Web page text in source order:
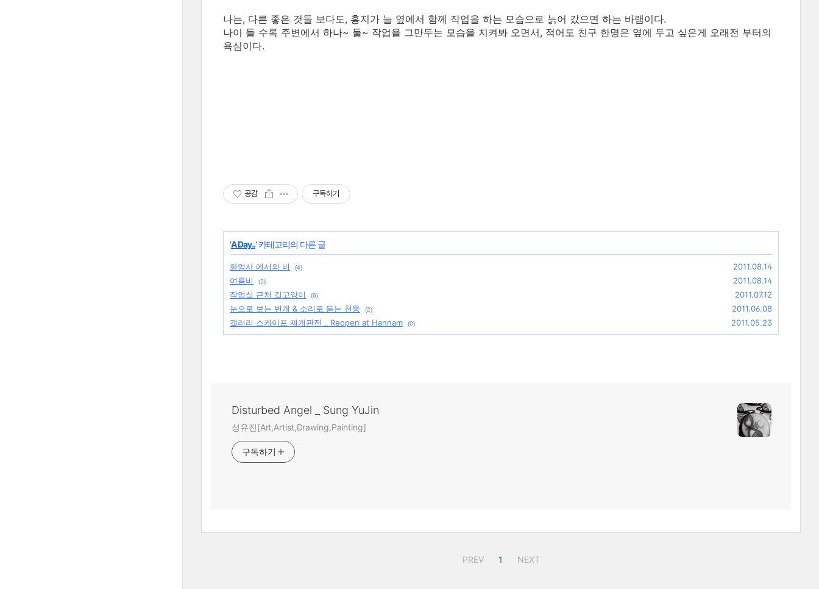
나는, 다른 좋은 것들 보다도, 홍지가 늘 옆에서 함께 작업을 하는 모습으로 늙어 갔으면 하는 바램이다.
나이 들 수록 주변에서 하나~ 둘~ 작업을 그만두는 모습을 지켜봐 오면서, 적어도 친구 한명은 옆에 두고 싶은게 오래전 부터의
욕심이다.
공감 구독하기
'A Day..' 카테고리의 다른 글
화엄사 에서의 비 (4)
2011.08.14
여름비
(2)
2011.08.14
작업실 근처 길고양이
(6)
2011.07.12
눈으로 보는 번개 & 소리로 듣는 천둥
(2)
2011.06.08
갤러리 스케이프 재개관전 _ Reopen at Hannam
(0) 2011.05.23
Disturbed Angel _ Sung YuJin
성유진[Art,Artist,Drawing,Painting]
구독하기
PREV 1 NEXT